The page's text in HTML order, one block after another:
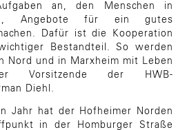
an, den Menschen in
Angebote für ein gutes
Dafür ist die Kooperation
Bestandteil. So werden
Nord und in Marxheim mit Leben
Vorsitzende der HWB-
Diehl.
Jahr hat der Hofheimer Norden
in der Homburger Straße